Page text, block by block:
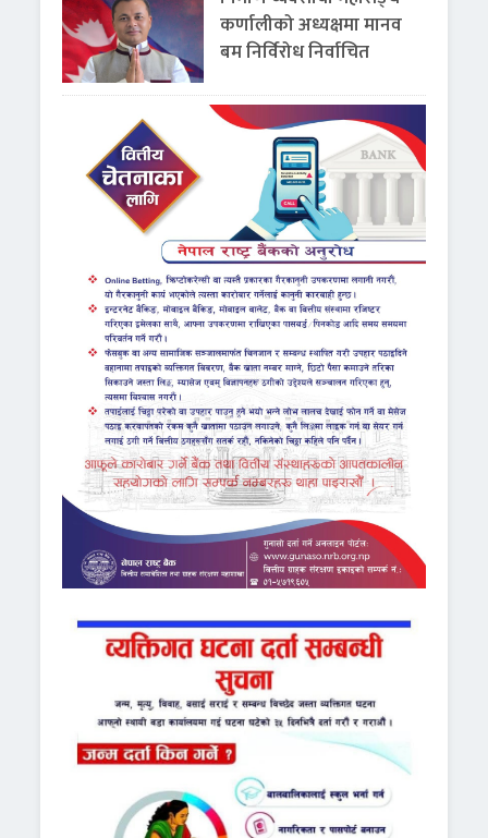
कर्णालीको अध्यक्षमा मानव
बम निर्विरोध निर्वाचित